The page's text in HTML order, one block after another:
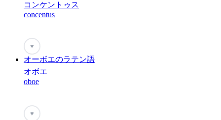
コンケントゥス
concentus
♥
オーボエのラテン語
オボエ
oboe
♥